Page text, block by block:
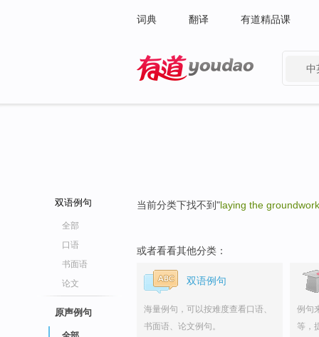
词典 翻译 有道精品课
中
双语例句
全部
口语
书面语
论文
原声例句
当前分类下找不到"laying the
或者看看其他分类：
双语例句
海量例句，可以按难度查看口语、
书面语、论文例句。
例句
等，